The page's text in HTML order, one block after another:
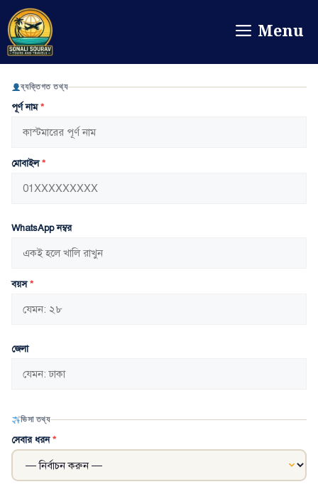
Menu
ব্যক্তিগত তথ্য
পূর্ণ নাম*
মোবাইল*
WhatsApp নম্বর
বয়স*
জেলা
ভিসা তথ্য
সেবার ধরন*